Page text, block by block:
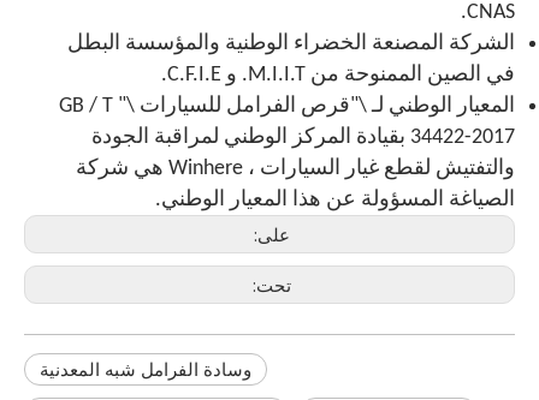
CNAS.
الشركة المصنعة الخضراء الوطنية والمؤسسة البطل
في الصين الممنوحة من M.I.I.T. و C.F.I.E.
المعيار الوطني لـ \"قرص الفرامل للسيارات \" GB / T
34422-2017 بقيادة المركز الوطني لمراقبة الجودة
والتفتيش لقطع غيار السيارات ، Winhere هي شركة
الصياغة المسؤولة عن هذا المعيار الوطني.
على:
تحت:
وسادة الفرامل شبه المعدنية